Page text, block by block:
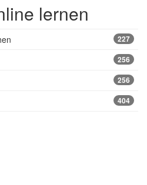
lernen
227
256
256
404